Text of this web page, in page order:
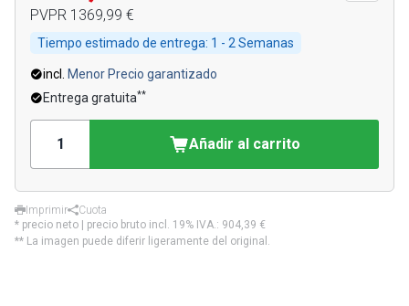
PVPR 1369,99 €
Tiempo estimado de entrega: 1 - 2 Semanas
incl.
Menor Precio garantizado
Entrega gratuita**
Añadir al carrito
Imprimir
Cuota
* precio neto | precio bruto incl. 19% IVA.: 904,39 €
** La imagen puede diferir ligeramente del original.